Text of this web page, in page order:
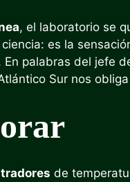
, el laboratorio se
ciencia: es la
En palabras del jefe
Sur nos
de